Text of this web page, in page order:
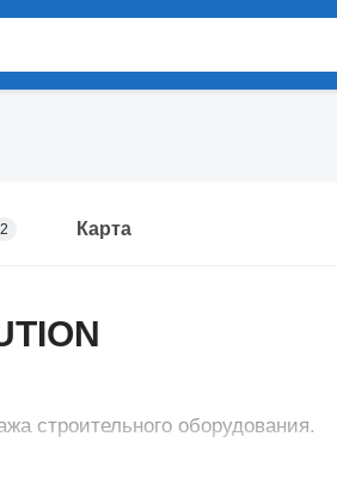
2 Карта
строительного оборудования.